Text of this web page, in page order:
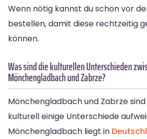
Wenn nötig kannst du schon vor
bestellen, damit diese rechtzeitig
können.
Was sind die kulturellen Unterschieden
Mönchengladbach und Zabrze?
Mönchengladbach und Zabrze
kulturell einige Unterschiede
Mönchengladbach liegt in